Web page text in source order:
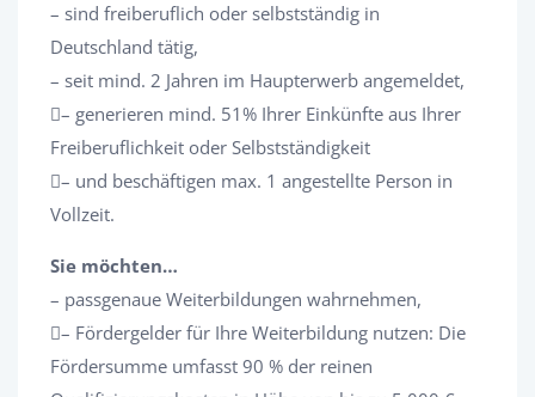
– sind freiberuflich oder selbstständig in
Deutschland tätig,
– seit mind. 2 Jahren im Haupterwerb angemeldet,
– generieren mind. 51% Ihrer Einkünfte aus Ihrer
Freiberuflichkeit oder Selbstständigkeit
– und beschäftigen max. 1 angestellte Person in
Vollzeit.
Sie möchten…
– passgenaue Weiterbildungen wahrnehmen,
– Fördergelder für Ihre Weiterbildung nutzen: Die
Fördersumme umfasst 90 % der reinen